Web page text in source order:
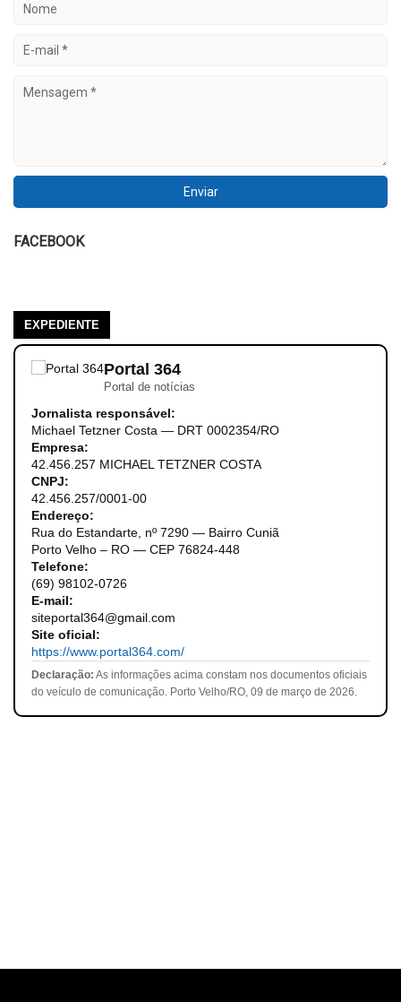
FACEBOOK
EXPEDIENTE
Portal 364
Portal de notícias
Jornalista responsável:
Michael Tetzner Costa — DRT 0002354/RO
Empresa:
42.456.257 MICHAEL TETZNER COSTA
CNPJ:
42.456.257/0001-00
Endereço:
Rua do Estandarte, nº 7290 — Bairro Cuniã
Porto Velho – RO — CEP 76824-448
Telefone:
(69) 98102-0726
E-mail:
siteportal364@gmail.com
Site oficial:
https://www.portal364.com/
Declaração: As informações acima constam nos documentos oficiais
do veículo de comunicação. Porto Velho/RO, 09 de março de 2026.